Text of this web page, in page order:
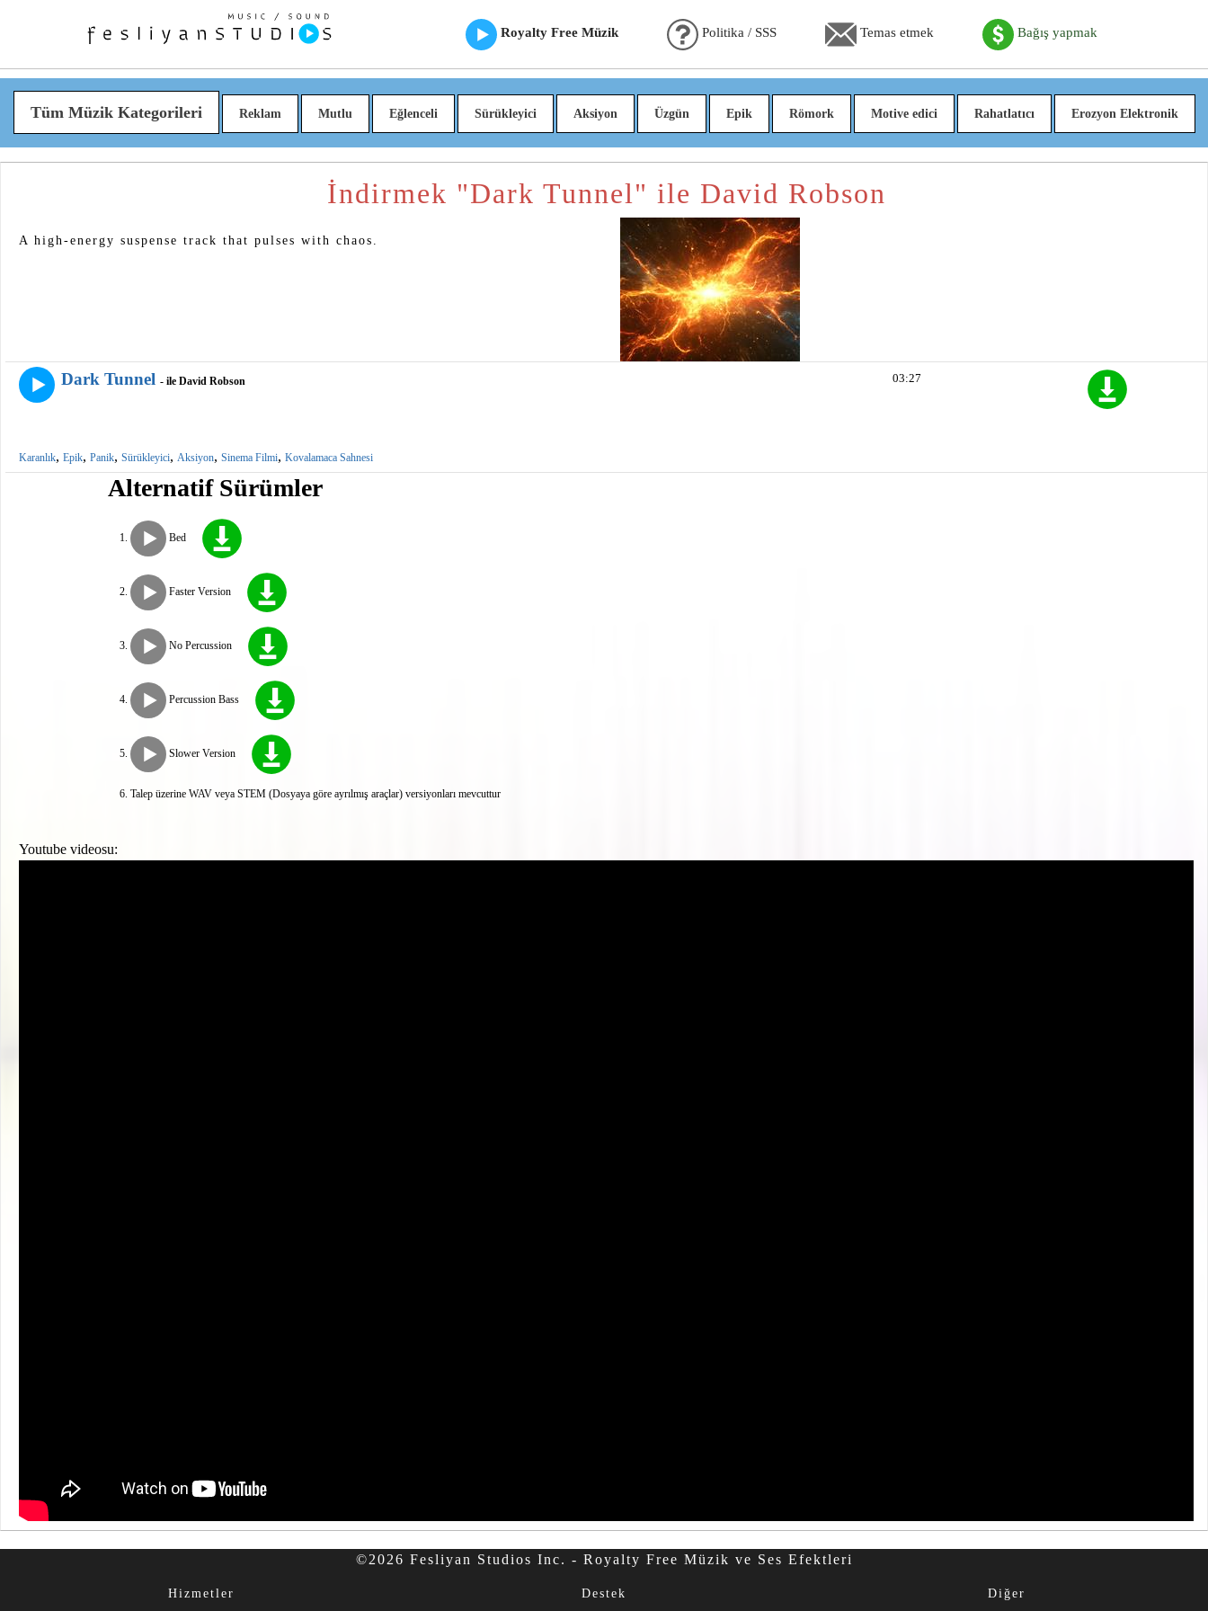
Royalty Free Müzik Politika / SSS Temas etmek Bağış yapmak
Tüm Müzik Kategorileri Reklam Mutlu Eğlenceli Sürükleyici Aksiyon Üzgün Epik Römork Motive edici Rahatlatıcı Erozyon Elektronik
İndirmek "Dark Tunnel" ile David Robson
A high-energy suspense track that pulses with chaos.
Dark Tunnel - ile David Robson
Karanlık, Epik, Panik, Sürükleyici, Aksiyon, Sinema Filmi, Kovalamaca Sahnesi
03:27
Alternatif Sürümler
Bed
Faster Version
No Percussion
Percussion Bass
Slower Version
Talep üzerine WAV veya STEM (Dosyaya göre ayrılmış araçlar) versiyonları mevcuttur
Youtube videosu:
©2026 Fesliyan Studios Inc. - Royalty Free Müzik ve Ses Efektleri
Hizmetler Destek Diğer